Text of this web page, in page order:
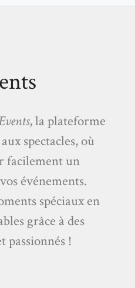
, la plateforme
spectacles, où
facilement un
événements.
spéciaux en
grâce à des
passionnés !